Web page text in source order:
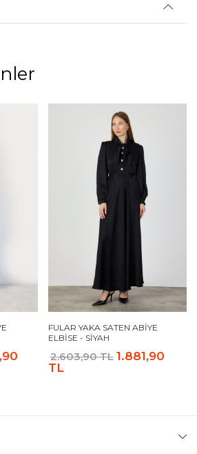
FULAR YAKA SATEN ABIYE
ELBISE - SIYAH
2.603,90 TL 1.881,90
TL